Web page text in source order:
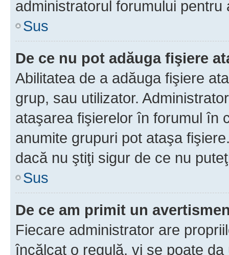
administratorul forumului pentru
Sus
De ce nu pot adăuga fişiere
Abilitatea de a adăuga fişiere
grup, sau utilizator.
ataşarea fişierelor în forumul în
anumite grupuri pot ataşa
dacă nu ştiţi sigur de ce nu
Sus
De ce am primit un
Fiecare administrator are
încălcat o regulă, vi se poate